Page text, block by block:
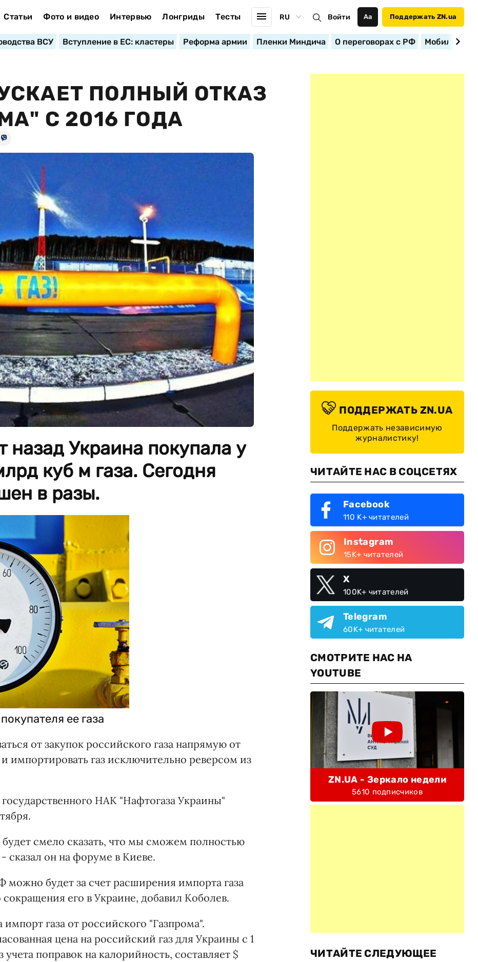
Статьи Фото и видео Интервью Лонгриды Тесты RU Войти Аа Поддержать ZN.ua
ВСУ Вступление в ЕС: кластеры Реформа армии Пленки Миндича О переговорах с РФ
ПОЛНЫЙ ОТКАЗ
С 2016 ГОДА
назад Украина покупала у
куб м газа. Сегодня
в разы.
ее газа
от закупок российского газа напрямую от
импортировать газ исключительно реверсом из
НАК "Нафтогаза Украины"
смело сказать, что мы сможем полностью
сказал он на форуме в Киеве.
можно будет за счет расширения импорта газа
его в Украине, добавил Коболев.
импорт газа от российского "Газпрома".
цена на российский газ для Украины с 1
учета поправок на калорийность, составляет $
ПОДДЕРЖАТЬ ZN.UA
Поддержать независимую
журналистику!
ЧИТАЙТЕ НАС В СОЦСЕТЯХ
Facebook
110 K+ читателей
Instagram
15K+ читателей
X
100K+ читателей
Telegram
60K+ читателей
СМОТРИТЕ НАС НА
YOUTUBE
ZN.UA - Зеркало недели
5610 подписчиков
ЧИТАЙТЕ СЛЕДУЮЩЕЕ